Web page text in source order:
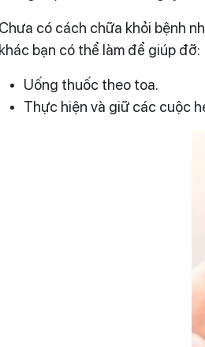
Chưa có cách chữa khỏi bệnh
khác bạn có thể làm để giúp đỡ:
Uống thuốc theo toa.
Thực hiện và giữ các cuộc